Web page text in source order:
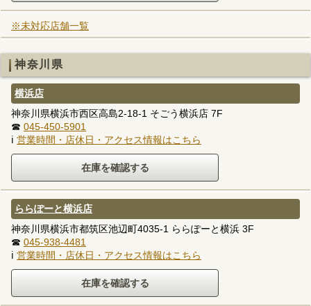
※未対応店舗一覧
神奈川県
横浜店
神奈川県横浜市西区高島2-18-1 そごう横浜店 7F
☎ 045-450-5901
ℹ 営業時間・店休日・アクセス情報はこちら
ららぽーと横浜店
神奈川県横浜市都筑区池辺町4035-1 ららぽーと横浜 3F
☎ 045-938-4481
ℹ 営業時間・店休日・アクセス情報はこちら